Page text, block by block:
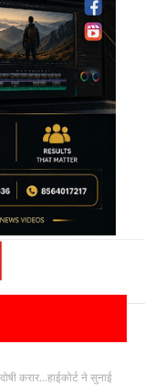
करार...हाईकोर्ट ने सुनाई